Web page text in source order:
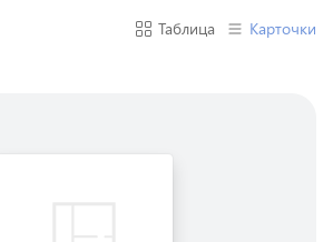
Таблица Карточки